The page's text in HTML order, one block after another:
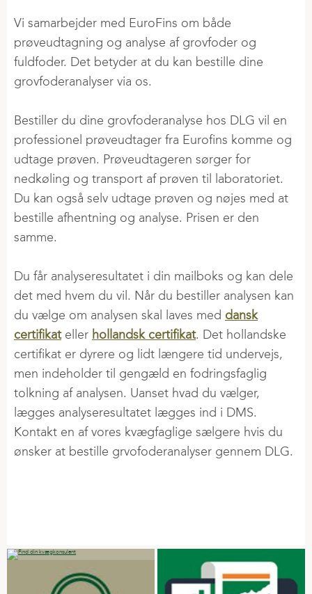
Vi samarbejder med EuroFins om både
prøveudtagning og analyse af grovfoder og
fuldfoder. Det betyder at du kan bestille dine
grovfoderanalyser via os.
Bestiller du dine grovfoderanalyse hos DLG vil en
professionel prøveudtager fra Eurofins komme og
udtage prøven. Prøveudtageren sørger for
nedkøling og transport af prøven til laboratoriet.
Du kan også selv udtage prøven og nøjes med at
bestille afhentning og analyse. Prisen er den
samme.
Du får analyseresultatet i din mailboks og kan dele
det med hvem du vil. Når du bestiller analysen kan
du vælge om analysen skal laves med dansk
certifikateller hollandsk certifikat. Det hollandske
certifikat er dyrere og lidt længere tid undervejs,
men indeholder til gengæld en fodringsfaglig
tolkning af analysen. Uanset hvad du vælger,
lægges analyseresultatet lægges ind i DMS.
Kontakt en af vores kvægfaglige sælgere hvis du
ønsker at bestille grvofoderanalyser gennem DLG.